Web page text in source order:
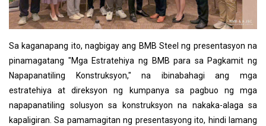
Sa kaganapang ito, nagbigay ang BMB Steel ng presentasyon na
pinamagatang "Mga Estratehiya ng BMB para sa Pagkamit ng
Napapanatiling Konstruksyon," na ibinabahagi ang mga
estratehiya at direksyon ng kumpanya sa pagbuo ng mga
napapanatiling solusyon sa konstruksyon na nakaka-alaga sa
kapaligiran. Sa pamamagitan ng presentasyong ito, hindi lamang